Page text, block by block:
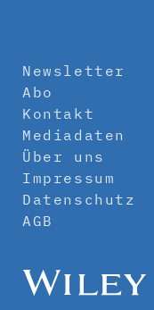
Newsletter
Abo
Kontakt
Mediadaten
Über uns
Impressum
Datenschutz
AGB